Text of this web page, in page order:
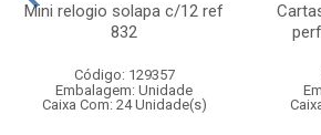
Mini relogio solapa c/12 ref
832
Código: 129357
Embalagem: Unidade
Caixa Com: 24 Unidade(s)